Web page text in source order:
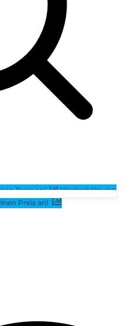
Preis an!
Wertschätzung
Preis an!